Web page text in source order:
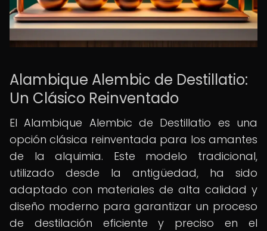
Alambique Alembic de Destillatio:
Un Clásico Reinventado
El Alambique Alembic de Destillatio es una
opción clásica reinventada para los amantes
de la alquimia. Este modelo tradicional,
utilizado desde la antigüedad, ha sido
adaptado con materiales de alta calidad y
diseño moderno para garantizar un proceso
de destilación eficiente y preciso en el